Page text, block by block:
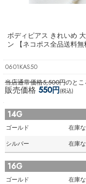
ボディピアス きれいめ
ン 【ネコポス全品送料無
0601KAS50
当店通常価格5,500円のとこ
販売価格 550円(税込)
14G
ゴールド
在庫
シルバー
在庫
16G
ゴールド
在庫